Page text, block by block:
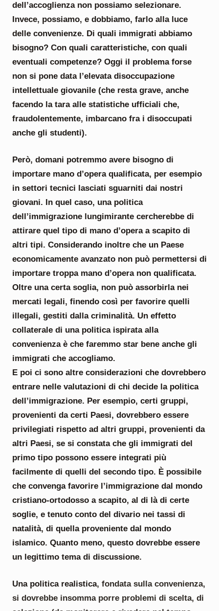
dell’accoglienza non possiamo selezionare.
Invece, possiamo, e dobbiamo, farlo alla luce
delle convenienze. Di quali immigrati abbiamo
bisogno? Con quali caratteristiche, con quali
eventuali competenze? Oggi il problema forse
non si pone data l’elevata disoccupazione
intellettuale giovanile (che resta grave, anche
facendo la tara alle statistiche ufficiali che,
fraudolentemente, imbarcano fra i disoccupati
anche gli studenti).
Però, domani potremmo avere bisogno di
importare mano d’opera qualificata, per esempio
in settori tecnici lasciati sguarniti dai nostri
giovani. In quel caso, una politica
dell’immigrazione lungimirante cercherebbe di
attirare quel tipo di mano d’opera a scapito di
altri tipi. Considerando inoltre che un Paese
economicamente avanzato non può permettersi di
importare troppa mano d’opera non qualificata.
Oltre una certa soglia, non può assorbirla nei
mercati legali, finendo così per favorire quelli
illegali, gestiti dalla criminalità. Un effetto
collaterale di una politica ispirata alla
convenienza è che faremmo star bene anche gli
immigrati che accogliamo.
E poi ci sono altre considerazioni che dovrebbero
entrare nelle valutazioni di chi decide la politica
dell’immigrazione. Per esempio, certi gruppi,
provenienti da certi Paesi, dovrebbero essere
privilegiati rispetto ad altri gruppi, provenienti da
altri Paesi, se si constata che gli immigrati del
primo tipo possono essere integrati più
facilmente di quelli del secondo tipo. È possibile
che convenga favorire l’immigrazione dal mondo
cristiano-ortodosso a scapito, al di là di certe
soglie, e tenuto conto del divario nei tassi di
natalità, di quella proveniente dal mondo
islamico. Quanto meno, questo dovrebbe essere
un legittimo tema di discussione.
Una politica realistica, fondata sulla convenienza,
si dovrebbe insomma porre problemi di scelta, di